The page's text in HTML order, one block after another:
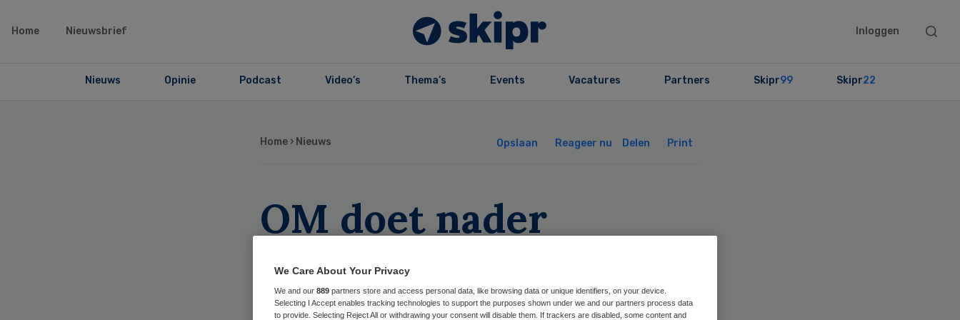
Home Nieuwsbrief Inloggen
Search
Nieuws Opinie Podcast Video’s Thema’s Events Vacatures Partners Skipr99 Skipr22
Home › Nieuws Opslaan Reageer nu Delen Print
OM doet nader
onderzoek naar
dubieuze chirurg
We Care About Your Privacy
We and our 889 partners store and access personal data, like browsing data or unique identifiers, on your device.
Selecting I Accept enables tracking technologies to support the purposes shown under we and our partners process data
to provide. Selecting Reject All or withdrawing your consent will disable them. If trackers are disabled, some content and